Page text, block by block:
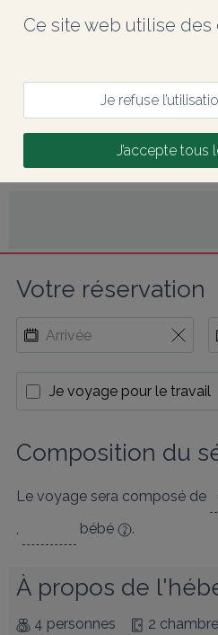
Ce site web utilise des
Je refuse
J’accepte tous
Votre réservation
Je voyage pour le travail
Composition du
Le voyage sera composé de
,
bébé .
À propos de
4 personnes 2